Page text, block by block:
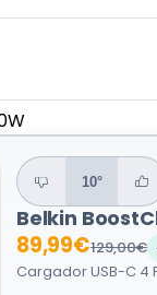
10°
Belkin
89,99€129,00€
Cargador USB-C 4